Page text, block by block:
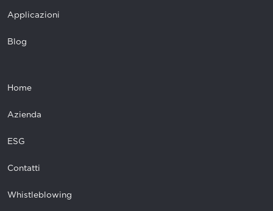
Applicazioni
Blog
Home
Azienda
ESG
Contatti
Whistleblowing